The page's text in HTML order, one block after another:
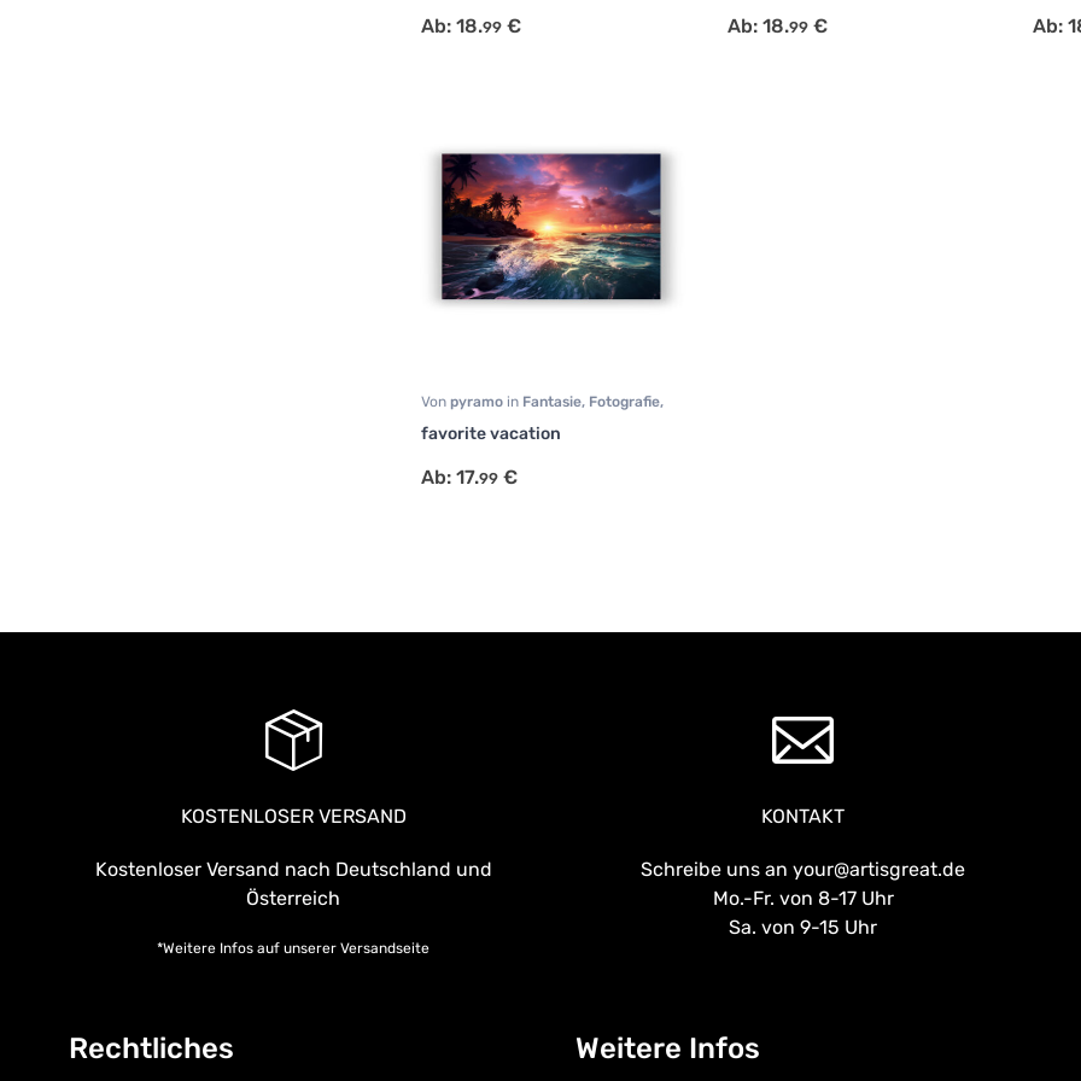
Ab:18.99 € Ab: 18.99 € Ab:
Vonpyramo in Fantasie, Fotografie,
Natur
favorite vacation
Ab:17.99 €
KOSTENLOSER VERSAND
Kostenloser Versand nach Deutschland und
Österreich
*Weitere Infos auf unsererVersandseite
KONTAKT
Schreibe uns an your@artisgreat.de
Mo.-Fr. von 8-17 Uhr
Sa. von 9-15 Uhr
Rechtliches Weitere Infos